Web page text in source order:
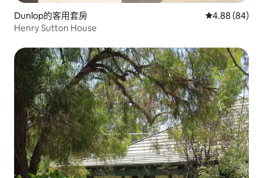
Dunlop的客用套房 從 84 則評價
4.88 (84)
Henry Sutton House